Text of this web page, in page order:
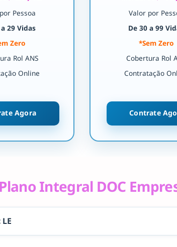
Pessoa
29 Vidas
Zero
Rol ANS
Online
Agora
Valor por
De 30 a 99
*Sem Zero
Cobertura Rol
Contratação
Contrate
Integral DOC